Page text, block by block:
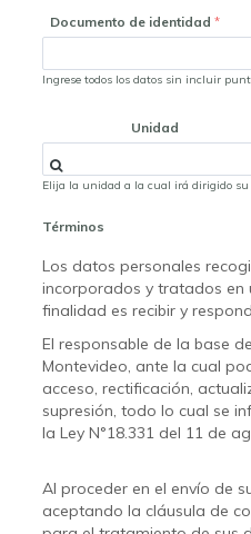
Documento de identidad
Ingrese todos los datos sin incluir
Unidad
Elija la unidad a la cual irá dirigido su
Términos
Los datos personales
incorporados y tratados en
finalidad es recibir y
El responsable de la base
Montevideo, ante la cual
acceso, rectificación,
supresión, todo lo cual se
la Ley N°18.331 del 11 de
Al proceder en el envío de
aceptando la cláusula de